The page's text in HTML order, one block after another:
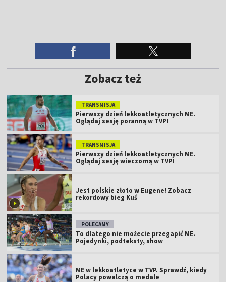
Zobacz też
TRANSMISJA
Pierwszy dzień lekkoatletycznych ME.
Oglądaj sesję poranną w TVP!
TRANSMISJA
Pierwszy dzień lekkoatletycznych ME.
Oglądaj sesję wieczorną w TVP!
Jest polskie złoto w Eugene! Zobacz
rekordowy bieg Kuś
POLECAMY
To dlatego nie możecie przegapić ME.
Pojedynki, podteksty, show
ME w lekkoatletyce w TVP. Sprawdź, kiedy
Polacy powalczą o medale